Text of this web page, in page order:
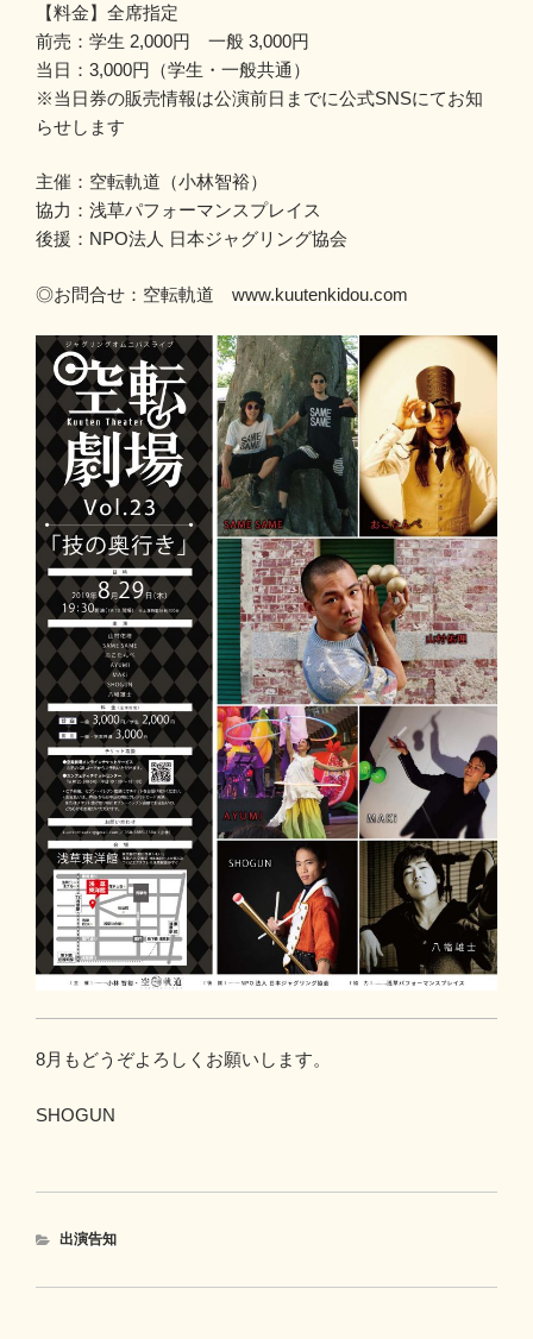
【料金】全席指定
前売：学生 2,000円 一般 3,000円
当日：3,000円（学生・一般共通）
※当日券の販売情報は公演前日までに公式SNSにてお知
らせします
主催：空転軌道（小林智裕）
協力：浅草パフォーマンスプレイス
後援：NPO法人 日本ジャグリング協会
◎お問合せ：空転軌道 www.kuutenkidou.com
8月もどうぞよろしくお願いします。
SHOGUN
カ
ゴ
出演告知